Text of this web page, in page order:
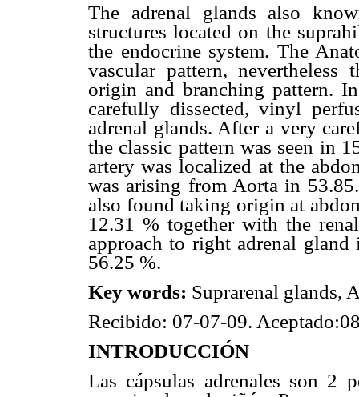
The adrenal glands also
structures located on the
the endocrine system. The
vascular pattern,
origin and branching pattern.
carefully dissected, vinyl
adrenal glands. After a very
the classic pattern was seen in
artery was localized at the
was arising from Aorta in
also found taking origin at
12.31 % together with the
approach to right adrenal
56.25 %.
Key words: Suprarenal glands,
Recibido: 07-07-09.
INTRODUCCIÓN
Las cápsulas adrenales son 2